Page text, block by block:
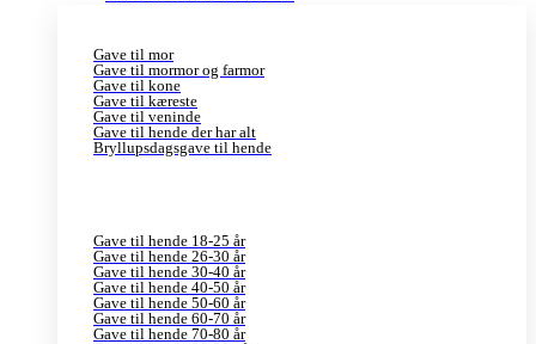
Gave til mor
Gave til mormor og farmor
Gave til kone
Gave til kæreste
Gave til veninde
Gave til hende der har alt
Bryllupsdagsgave til hende
Gave til hende 18-25 år
Gave til hende 26-30 år
Gave til hende 30-40 år
Gave til hende 40-50 år
Gave til hende 50-60 år
Gave til hende 60-70 år
Gave til hende 70-80 år